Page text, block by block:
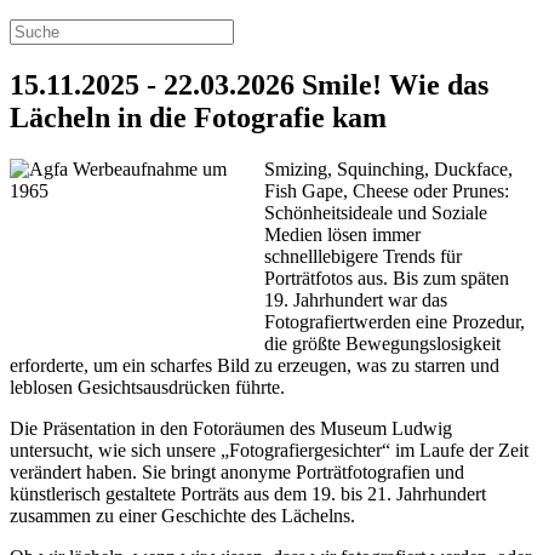
15.11.2025 - 22.03.2026 Smile! Wie das
Lächeln in die Fotografie kam
Smizing, Squinching, Duckface,
Fish Gape, Cheese oder Prunes:
Schönheitsideale und Soziale
Medien lösen immer
schnelllebigere Trends für
Porträtfotos aus. Bis zum späten
19. Jahrhundert war das
Fotografiertwerden eine Prozedur,
die größte Bewegungslosigkeit
erforderte, um ein scharfes Bild zu erzeugen, was zu starren und
leblosen Gesichtsausdrücken führte.
Die Präsentation in den Fotoräumen des Museum Ludwig
untersucht, wie sich unsere „Fotografiergesichter“ im Laufe der Zeit
verändert haben. Sie bringt anonyme Porträtfotografien und
künstlerisch gestaltete Porträts aus dem 19. bis 21. Jahrhundert
zusammen zu einer Geschichte des Lächelns.